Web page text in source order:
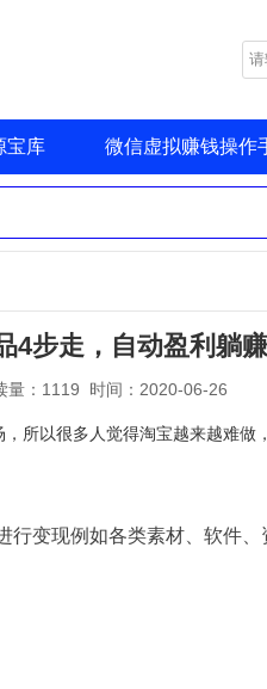
宝库 微信虚拟赚钱操作
4步走，自动盈利躺
量：1119 时间：2020-06-26
所以很多人觉得淘宝越来越难
行变现例如各类素材、软件、